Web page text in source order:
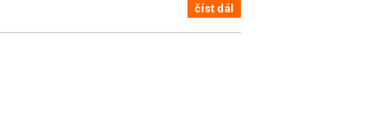
číst dál